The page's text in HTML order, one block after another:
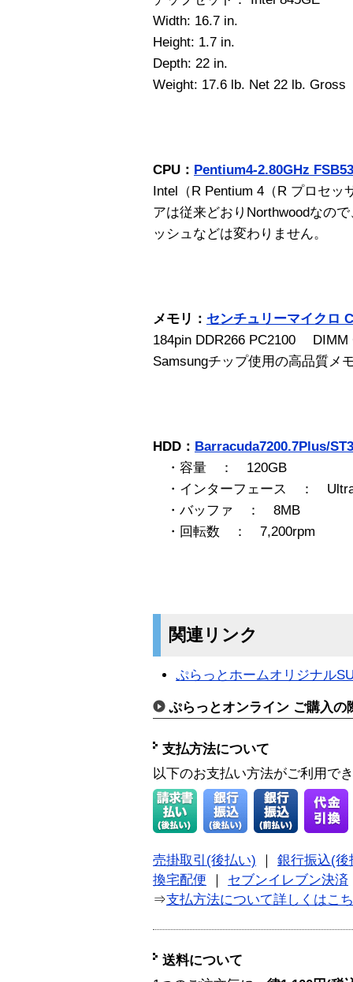
Width: 16.7 in.
Height: 1.7 in.
Depth: 22 in.
Weight: 17.6 lb. Net 22 lb. Gross
CPU： Pentium4-2.80GHz
Intel（R Pentium 4（R プロセッ
アは従来どおりNorthwoodなの
ッシュなどは変わりません。
メモリ： センチュリーマイクロ
184pin DDR266 PC2100 DIMM
Samsungチップ使用の高品質メ
HDD： Barracuda7200.7Plus/
・容量 ： 120GB
・インターフェース ：
・バッファ ： 8MB
・回転数 ： 7,200rpm
関連リンク
ぷらっとホームオリジナル
ぷらっとオンライン ご購入の
支払方法について
以下のお支払い方法がご利用で
売掛取引(後払い)
銀行振込(後
換宅配便
セブンイレブン決済
⇒支払方法について詳しくはこ
送料について